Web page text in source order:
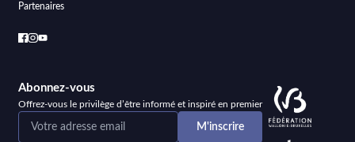
Partenaires
Abonnez-vous
Offrez-vous le privilège d’être informé et inspiré en premier